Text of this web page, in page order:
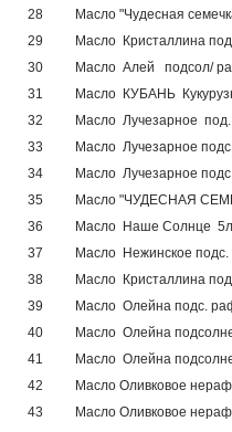
28
Масло "Чудесная
29
Масло Кристаллина
30
Масло Алей подсол/
31
Масло КУБАНЬ
32
Масло Лучезарное
33
Масло Лучезарное
34
Масло Лучезарное
35
Масло "ЧУДЕСНАЯ
36
Масло Наше Солнце
37
Масло Нежинское подс.
38
Масло Кристаллина
39
Масло Олейна подс.
40
Масло Олейна
41
Масло Олейна
42
Масло Оливковое
43
Масло Оливковое